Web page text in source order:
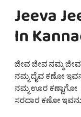
Jeeva
In
ಜೀವ ಜೀವ ನಮ್ಮ ಜೀವ
ನಮ್ಮ ದೈವ ಕಣೋ
ನಮ್ಮ ಊರ ಕಣ್ಣಾಗೋ
ಸರದಾರ ಕಣೋ